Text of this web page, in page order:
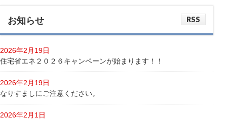
お知らせ RSS
2026年2月19日
住宅省エネ２０２６キャンペーンが始まります！！
2026年2月19日
なりすましにご注意ください。
2026年2月1日